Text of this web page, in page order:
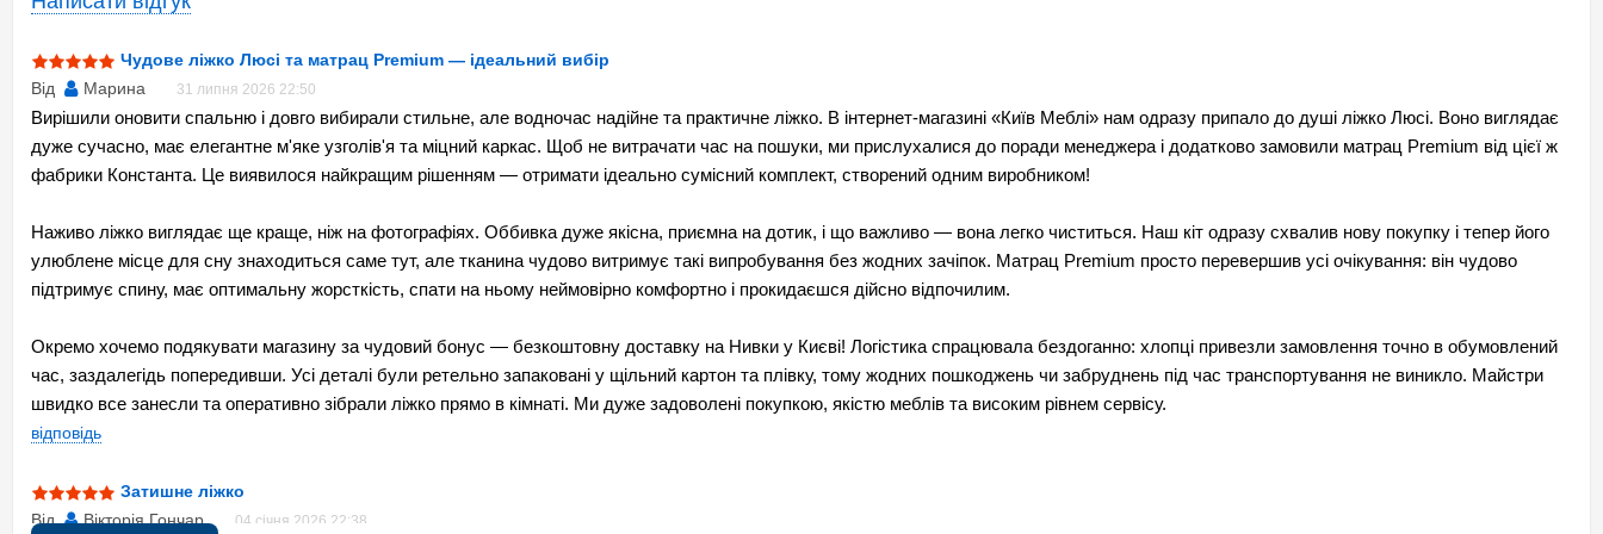
Константа відповідним за розміром ортопедичним матрацом. Прагнете облаштувати спальню "під ключ" за один візит до магазину? З інтернет-магазином меблів Київ-Меблі™ це реально і не
роботи, настрій та здоров'я!
Купити двоспальне ліжко Люсі (Lucy) Константа, за ціною виробника - Київ-Меблі™
Правильно вибрати і купити двоспальне ліжко, та інші меблі для спальні. Правильно підібране двоспальне ліжко покращує якість сну, підвищує життєвий тонус та прикрашає інтер'єр. А якщо для
Гарантійний термін використання
Мінімальний час обробки замовлення
Максимальний час обробки замовлення
2
Товар з категорії 18+
Hi
Інформація про виробника
Виробник
Країна виробник
Україна
Місто виробника
Харків
Одиниця виміру товару
1 ct
Тип покупки
Тип Google
Чудове ліжко Люсі та матрац Premium — ідеальний вибір
Від
Марина 31 липня 2026 22:50
Вирішили оновити спальню і довго вибирали стильне, але водночас надійне та практичне ліжко. В інтернет-магазині «Київ Меблі» нам одразу припало до душі ліжко Люсі. Воно виглядає
дуже сучасно, має елегантне м'яке узголів'я та міцний каркас. Щоб не витрачати час на пошуки, ми прислухалися до поради менеджера і додатково замовили матрац Premium від цієї ж
фабрики Константа. Це виявилося найкращим рішенням — отримати ідеально сумісний комплект, створений одним виробником!
Наживо ліжко виглядає ще краще, ніж на фотографіях. Оббивка дуже якісна, приємна на дотик, і що важливо — вона легко чиститься. Наш кіт одразу схвалив нову покупку і тепер його
улюблене місце для сну знаходиться саме тут, але тканина чудово витримує такі випробування без жодних зачіпок. Матрац Premium просто перевершив усі очікування: він чудово
підтримує спину, має оптимальну жорсткість, спати на ньому неймовірно комфортно і прокидаєшся дійсно відпочилим.
Окремо хочемо подякувати магазину за чудовий бонус — безкоштовну доставку на Нивки у Києві! Логістика спрацювала бездоганно: хлопці привезли замовлення точно в обумовлений
час, заздалегідь попередивши. Усі деталі були ретельно запаковані у щільний картон та плівку, тому жодних пошкоджень чи забруднень під час транспортування не виникло. Майстри
швидко все занесли та оперативно зібрали ліжко прямо в кімнаті. Ми дуже задоволені покупкою, якістю меблів та високим рівнем сервісу.
відповідь
Затишне ліжко
Від
Вікторія Гончар 04 січня 2026 22:38